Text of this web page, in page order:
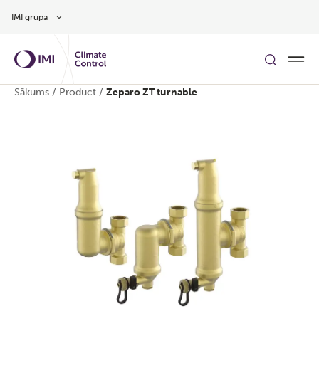
IMI grupa
Sākums / Product / Zeparo ZT turnable